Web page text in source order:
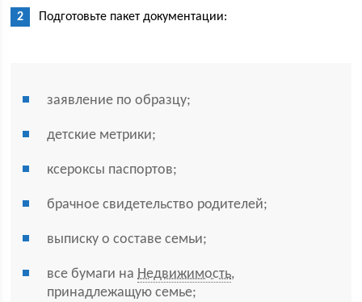
Подготовьте пакет документации:
заявление по образцу;
детские метрики;
ксероксы паспортов;
брачное свидетельство родителей;
выписку о составе семьи;
все бумаги наНедвижимость,
принадлежащую семье;